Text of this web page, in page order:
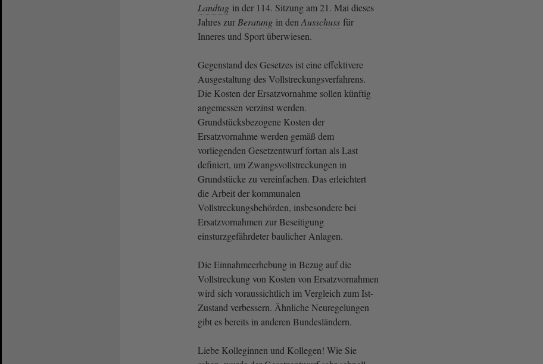
Landtag in der 114. Sitzung am 21. Mai dieses
Jahres zur Beratung in den Ausschuss für
Inneres und Sport überwiesen.
Gegenstand des Gesetzes ist eine effektivere
Ausgestaltung des Vollstreckungsverfahrens.
Die Kosten der Ersatzvornahme sollen künftig
angemessen verzinst werden.
Grundstücksbezogene Kosten der
Ersatzvornahme werden gemäß dem
vorliegenden Gesetzentwurf fortan als Last
definiert, um Zwangsvollstreckungen in
Grundstücke zu vereinfachen. Das erleichtert
die Arbeit der kommunalen
Vollstreckungsbehörden, insbesondere bei
Ersatzvornahmen zur Beseitigung
einsturzgefährdeter baulicher Anlagen.
Die Einnahmeerhebung in Bezug auf die
Vollstreckung von Kosten von Ersatzvornahmen
wird sich voraussichtlich im Vergleich zum Ist-
Zustand verbessern. Ähnliche Neuregelungen
gibt es bereits in anderen Bundesländern.
Liebe Kolleginnen und Kollegen! Wie Sie